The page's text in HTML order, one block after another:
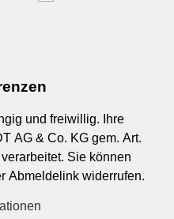
und freiwillig. Ihre
AG & Co. KG gem. Art.
Sie können
Abmeldelink widerrufen.